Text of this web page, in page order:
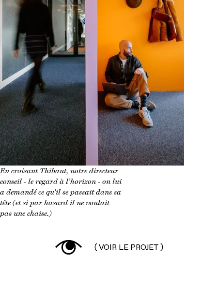
En croisant Thibaut, notre directeur
conseil - le regard à l’horizon - on lui
a demandé ce qu'il se passait dans sa
tête (et si par hasard il ne voulait
pas une chaise.)
( VOIR LE PROJET )